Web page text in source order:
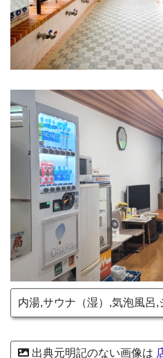
内湯,サウナ（湿）,気泡風呂,
出典元明記のない画像は